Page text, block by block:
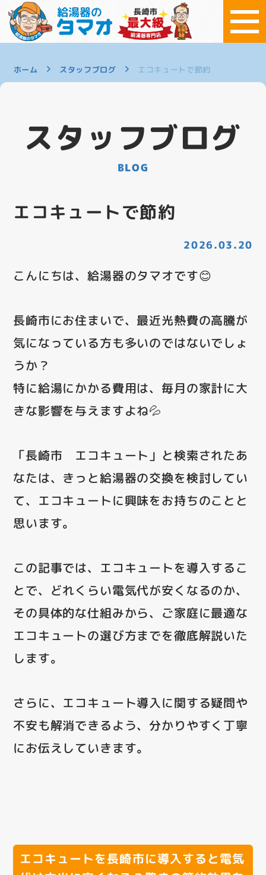
ホーム スタッフブログ エコキュートで節約
スタッフブログ
BLOG
エコキュートで節約
2026.03.20
こんにちは、給湯器のタマオです😊
長崎市にお住まいで、最近光熱費の高騰が
気になっている方も多いのではないでしょ
うか？
特に給湯にかかる費用は、毎月の家計に大
きな影響を与えますよね💦
「長崎市 エコキュート」と検索されたあ
なたは、きっと給湯器の交換を検討してい
て、エコキュートに興味をお持ちのことと
思います。
この記事では、エコキュートを導入するこ
とで、どれくらい電気代が安くなるのか、
その具体的な仕組みから、ご家庭に最適な
エコキュートの選び方までを徹底解説いた
します。
さらに、エコキュート導入に関する疑問や
不安も解消できるよう、分かりやすく丁寧
にお伝えしていきます。
エコキュートを長崎市に導入すると電気